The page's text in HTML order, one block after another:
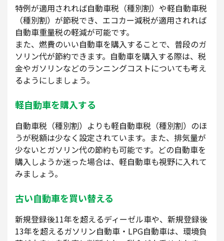
特例が適用されれば自動車税（種別割）や軽自動車税
（種別割）が節税でき、エコカー減税が適用されれば
自動車重量税の軽減が可能です。
また、燃費のいい自動車を購入することで、普段のガ
ソリン代が節約できます。自動車を購入する際は、税
金やガソリンなどのランニングコストについても考え
るようにしましょう。
軽自動車を購入する
自動車税（種別割）よりも軽自動車税（種別割）のほ
うが税額は少なく設定されています。また、排気量が
少ないとガソリン代の節約も可能です。どの自動車を
購入しようか迷った場合は、軽自動車も視野に入れて
みましょう。
古い自動車を買い替える
新規登録後11年を超えるディーゼル車や、新規登録後
13年を超えるガソリン自動車・LPG自動車は、環境負